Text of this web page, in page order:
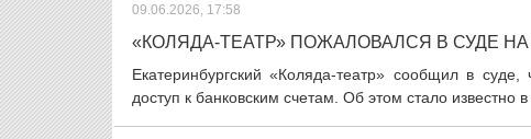
09.06.2026, 17:58
«КОЛЯДА-ТЕАТР» ПОЖАЛОВАЛСЯ В СУДЕ
Екатеринбургский «Коляда-театр» сообщил в
доступ к банковским счетам. Об этом стало известно